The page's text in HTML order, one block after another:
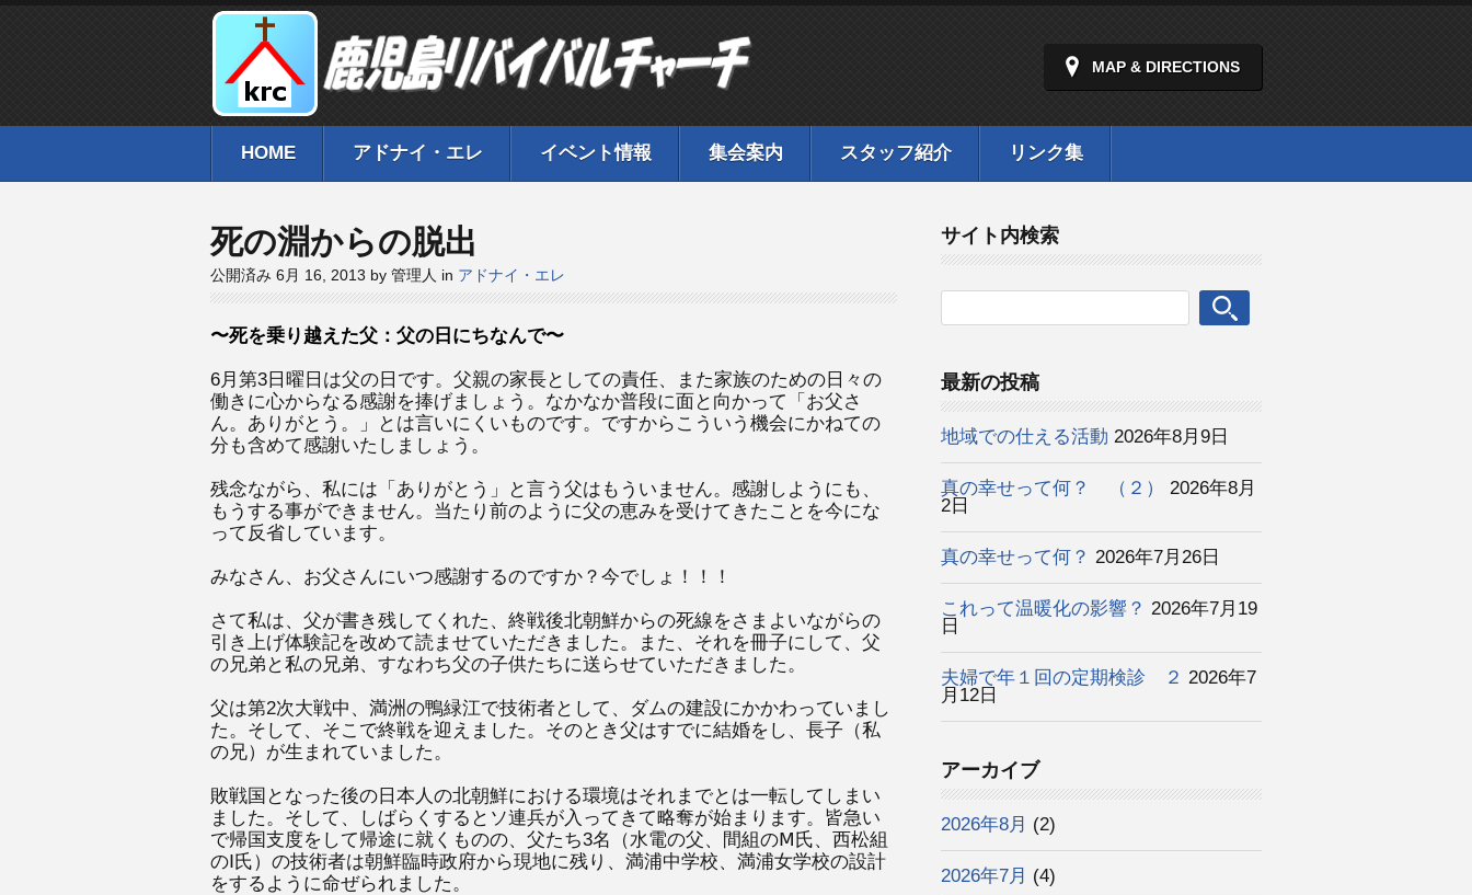
MAP & DIRECTIONS
HOME アドナイ・エレ イベント情報 集会案内 スタッフ紹介 リンク集
死の淵からの脱出
公開済み 6月 16, 2013 by 管理人 in アドナイ・エレ
〜死を乗り越えた父：父の日にちなんで〜
6月第3日曜日は父の日です。父親の家長としての責任、また家族のための日々の
働きに心からなる感謝を捧げましょう。なかなか普段に面と向かって「お父さ
ん。ありがとう。」とは言いにくいものです。ですからこういう機会にかねての
分も含めて感謝いたしましょう。
残念ながら、私には「ありがとう」と言う父はもういません。感謝しようにも、
もうする事ができません。当たり前のように父の恵みを受けてきたことを今にな
って反省しています。
みなさん、お父さんにいつ感謝するのですか？今でしょ！！！
さて私は、父が書き残してくれた、終戦後北朝鮮からの死線をさまよいながらの
引き上げ体験記を改めて読ませていただきました。また、それを冊子にして、父
の兄弟と私の兄弟、すなわち父の子供たちに送らせていただきました。
父は第2次大戦中、満洲の鴨緑江で技術者として、ダムの建設にかかわっていまし
た。そして、そこで終戦を迎えました。そのとき父はすでに結婚をし、長子（私
の兄）が生まれていました。
敗戦国となった後の日本人の北朝鮮における環境はそれまでとは一転してしまい
ました。そして、しばらくするとソ連兵が入ってきて略奪が始まります。皆急い
で帰国支度をして帰途に就くものの、父たち3名（水電の父、間組のⅯ氏、西松組
のⅠ氏）の技術者は朝鮮臨時政府から現地に残り、満浦中学校、満浦女学校の設計
をするように命ぜられました。
サイト内検索
最新の投稿
地域での仕える活動 2026年8月9日
真の幸せって何？ （２）
2026年8月
2日
真の幸せって何？ 2026年7月26日
これって温暖化の影響？ 2026年7月19
日
夫婦で年１回の定期検診 ２ 2026年7
月12日
アーカイブ
2026年8月 (2)
2026年7月 (4)